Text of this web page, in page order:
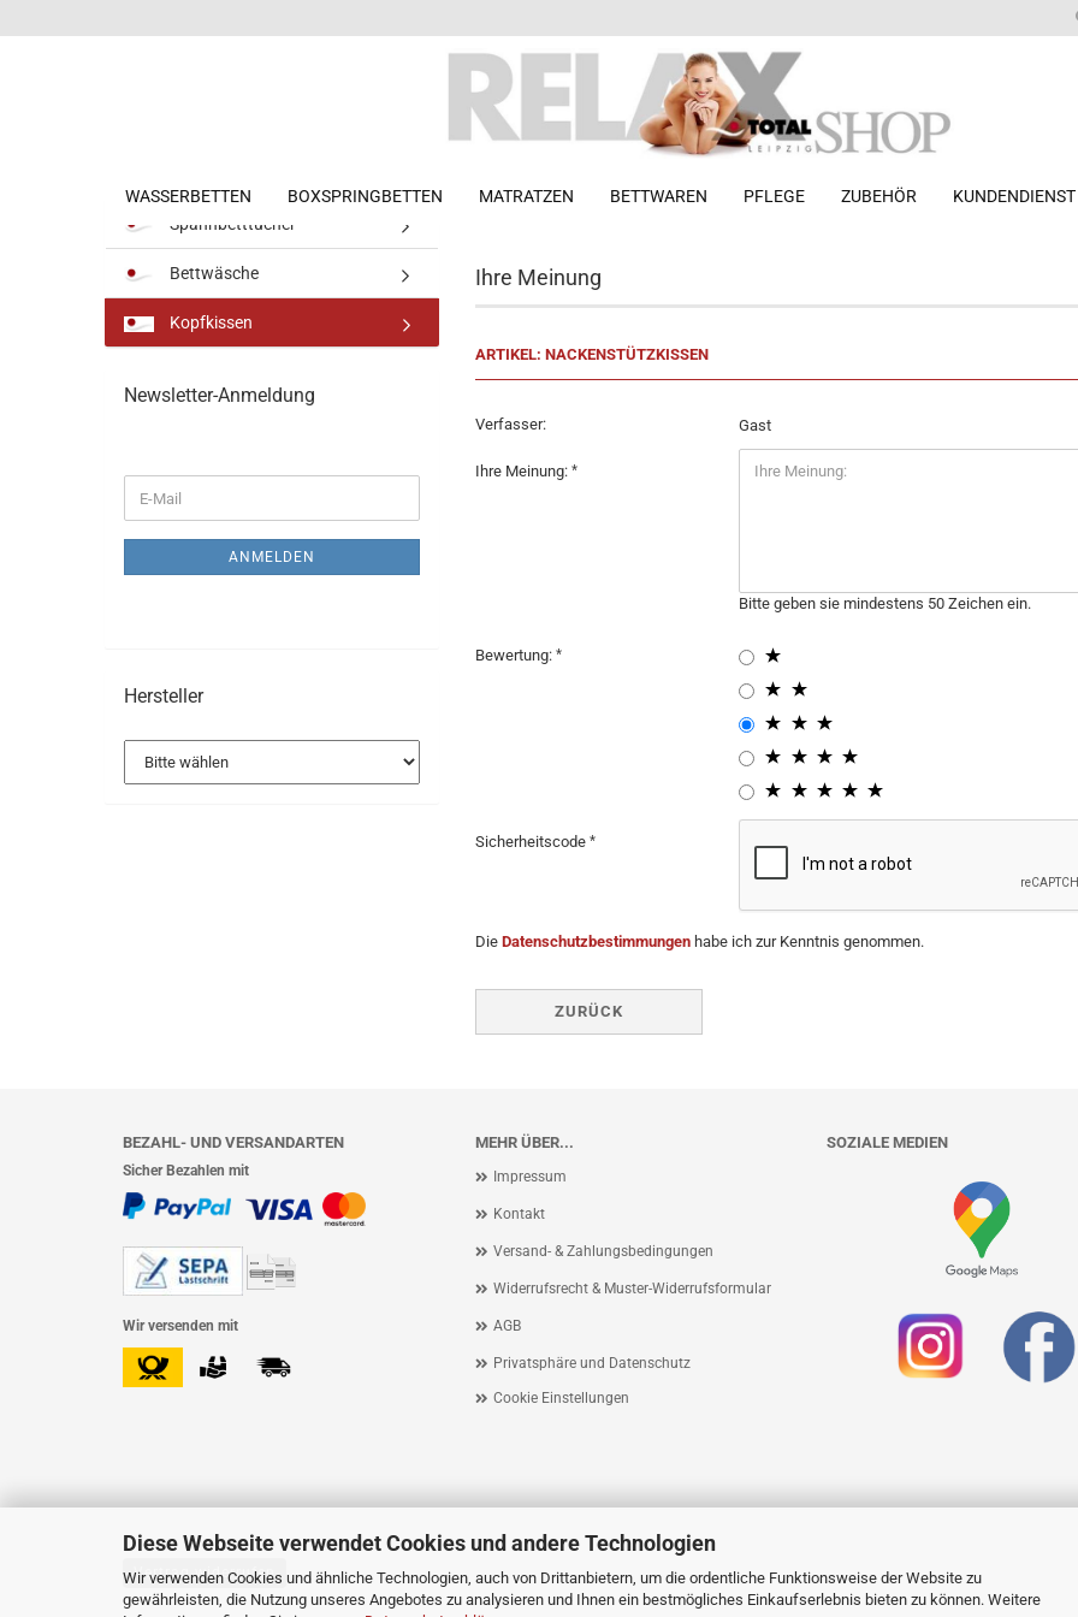
Diese Webseite verwendet Cookies und andere Technologien
Wir verwenden Cookies und ähnliche Technologien, auch von Drittanbietern, um die ordentliche Funktionsweise der Website zu
gewährleisten, die Nutzung unseres Angebotes zu analysieren und Ihnen ein bestmögliches Einkaufserlebnis bieten zu können. Weitere
WASSERBETTEN
Softside Wasserbetten
Kopfteile
Softside Wasserbetten
Leichtgewicht
Wassermatratze
BOXSPRINGBETTEN MATRATZEN
CAIRONA-Matratze mit
CAIRONA Matratze mit
BETTWAREN PFLEGE ZUBEHÖR KUNDENDIENST
Ihre Meinung
ARTIKEL: NACKENSTÜTZKISSEN
Verfasser: Gast
Ihre Meinung:
Bitte geben sie mindestens 50 Zeichen ein.
Bewertung:
Sicherheitscode
Die Datenschutzbestimmungenhabe ich zur Kenntnis genommen.
ZURÜCK
Spannbetttücher
Bettwäsche
Kopfkissen
Newsletter-Anmeldung
ZUR
E-
Mail
ANMELDEN
Hersteller
MEHR ÜBER...
Impressum
Kontakt
Versand- & Zahlungsbedingungen
Widerrufsrecht & Muster-Widerrufsformular
AGB
Privatsphäre und Datenschutz
Cookie Einstellungen
SOZIALE MEDIEN
BEZAHL- UND VERSANDARTEN
Sicher Bezahlen mit
Wir versenden mit
Vertrag widerrufen